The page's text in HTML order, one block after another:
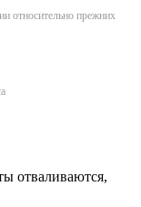
относительно прежних
отваливаются,